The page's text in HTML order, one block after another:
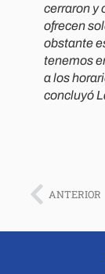
cerraron y
ofrecen
obstante
tenemos
a los
concluyó
ANTERIOR